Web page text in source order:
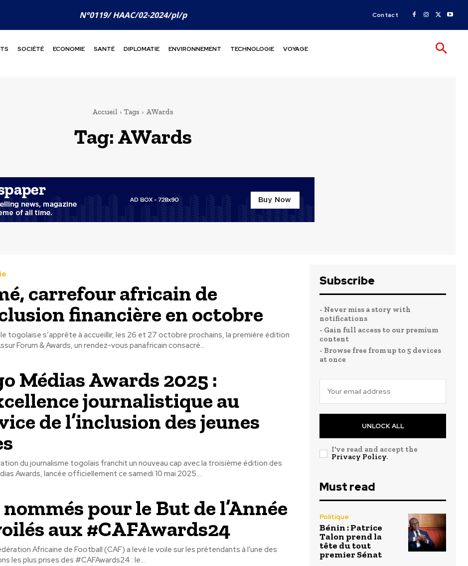
N°0119/ HAAC/02-2024/pl/p Contact
SOCIÉTÉ ECONOMIE SANTÉ DIPLOMATIE ENVIRONNEMENT TECHNOLOGIE VOYAGE
Accueil Tags AWards
Tag:AWards
carrefour africain de
financière en octobre
togolaise s’apprête à accueillir, les 26 et 27 octobre prochains, la première édition
Forum & Awards, un rendez-vous panafricain consacré...
Médias Awards 2025 :
journalistique au
de l’inclusion des jeunes
du journalisme togolais franchit un nouveau cap avec la troisième édition des
Awards, lancée officiellement ce samedi 10 mai 2025....
nommés pour le But de l’Année
aux #CAFAwards24
Africaine de Football (CAF) a levé le voile sur les prétendants à l'une des
les plus prises des #CAFAwards24 : le...
Subscribe
- Never miss a story with
notifications
- Gain full access to our premium
content
- Browse free from up to 5 devices
at once
UNLOCK ALL
I've read and accept the
Privacy Policy.
Must read
Politique
Bénin : Patrice
Talon prend la
tête du tout
premier Sénat